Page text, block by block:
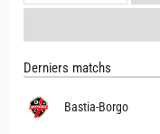
Derniers matchs
Bastia-Borgo